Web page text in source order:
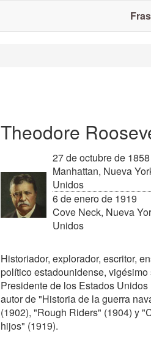
Theodore
27 de octubre de 1858
Manhattan, Nueva
Unidos
6 de enero de 1919
Cove Neck, Nueva
Unidos
Historiador, explorador, escritor,
político estadounidense, vigésimo
Presidente de los Estados
autor de "Historia de la guerra
(1902), "Rough Riders" (1904) y
hijos" (1919).